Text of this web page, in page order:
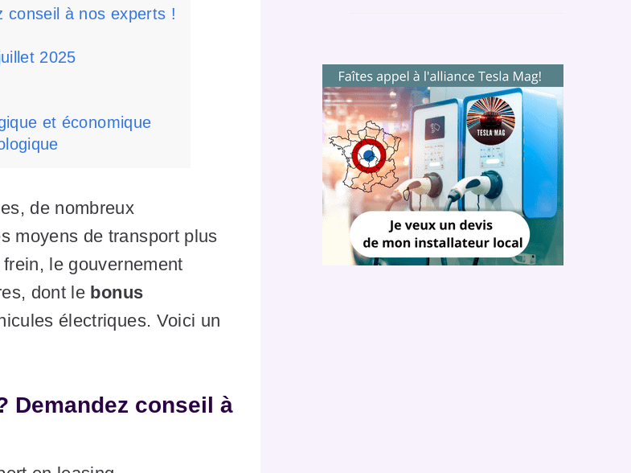
conseil à nos experts !
2025
et économique
de nombreux
moyens de transport plus
le gouvernement
dont le bonus
électriques. Voici un
Demandez conseil à